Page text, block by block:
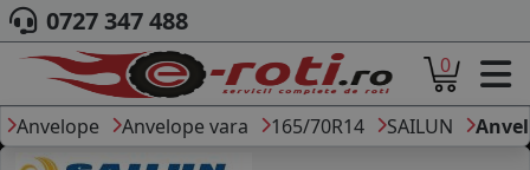
ACASA
DESPRE NOI
ANVELOPE
0727 347 488
0
Anvelope Anvelope vara 165/70R14 SAILUN